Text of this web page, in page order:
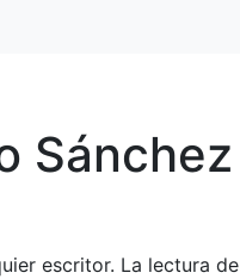
Sánchez
escritor. La lectura de